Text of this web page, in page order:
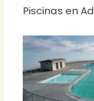
Piscinas en